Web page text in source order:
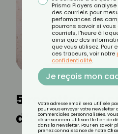
5 recettes de
d’automne
Prisma Players
des courriels pour
performances des
pourrons savoir si vous
courriels, l'heure à
ainsi que des
que vous utilisez. Pour
ces traceurs, voir notre
confidentialité.
Je reçois mon
Votre adresse email sera utilisée
pour vous envoyer votre newsletter
commerciales personnalisées.
désinscrire en utilisant le lien de
dans la newsletter. Pour en savoir
prenez connaissance de notre